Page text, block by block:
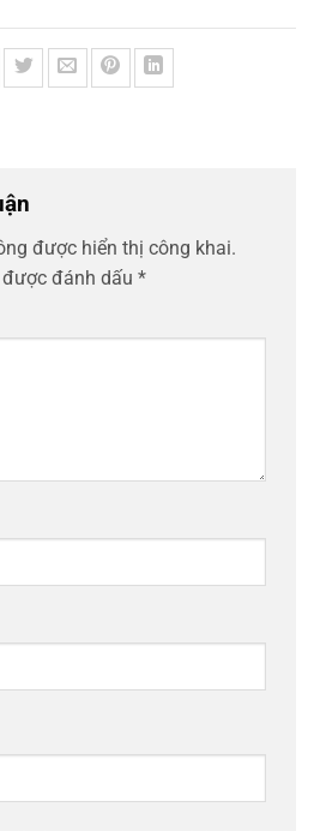
được hiển thị công khai.
đánh dấu *